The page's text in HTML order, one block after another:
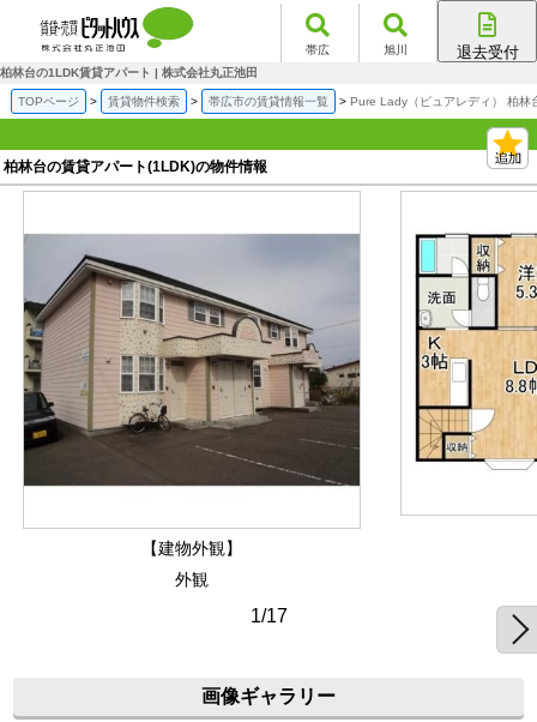
帯広 旭川 退去受付
柏林台の1LDK賃貸アパート | 株式会社丸正池田
TOPページ 賃貸物件検索 帯広市の賃貸情報一覧 Pure Lady（ピュアレディ） 柏林
柏林台の賃貸アパート(1LDK)の物件情報
【建物外観】
外観
1/17
画像ギャラリー